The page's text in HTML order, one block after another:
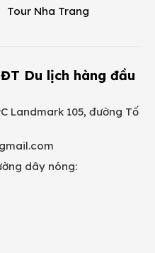
Tour Nha Trang
Du lịch hàng đầu
Landmark 105, đường Tố
dây nóng: